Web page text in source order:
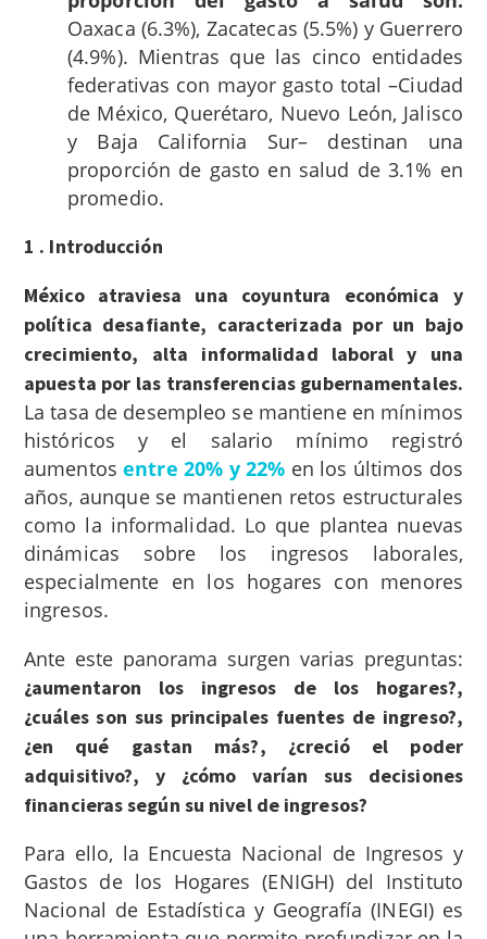
Oaxaca (6.3%), Zacatecas (5.5%) y Guerrero
(4.9%). Mientras que las cinco entidades
federativas con mayor gasto total –Ciudad
de México, Querétaro, Nuevo León, Jalisco
y Baja California Sur– destinan una
proporción de gasto en salud de 3.1% en
promedio.
1 . Introducción
México atraviesa una coyuntura económica y
política desafiante, caracterizada por un bajo
crecimiento, alta informalidad laboral y una
apuesta por las transferencias gubernamentales.
La tasa de desempleo se mantiene en mínimos
históricos y el salario mínimo registró
aumentosentre 20% y 22% en los últimos dos
años, aunque se mantienen retos estructurales
como la informalidad. Lo que plantea nuevas
dinámicas sobre los ingresos laborales,
especialmente en los hogares con menores
ingresos.
Ante este panorama surgen varias preguntas:
¿aumentaron los ingresos de los hogares?,
¿cuáles son sus principales fuentes de ingreso?,
¿en qué gastan más?, ¿creció el poder
adquisitivo?, y ¿cómo varían sus decisiones
financieras según su nivel de ingresos?
Para ello, la Encuesta Nacional de Ingresos y
Gastos de los Hogares (ENIGH) del Instituto
Nacional de Estadística y Geografía (INEGI) es